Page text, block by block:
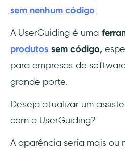
sem nenhum código.
A UserGuiding é uma
produtos sem código,
para empresas de
grande porte.
Deseja atualizar um
com a UserGuiding?
A aparência seria mais ou